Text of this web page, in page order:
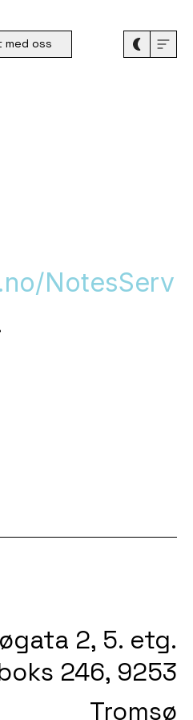
med oss
NotesServ
2, 5. etg.
246, 9253
Tromsø